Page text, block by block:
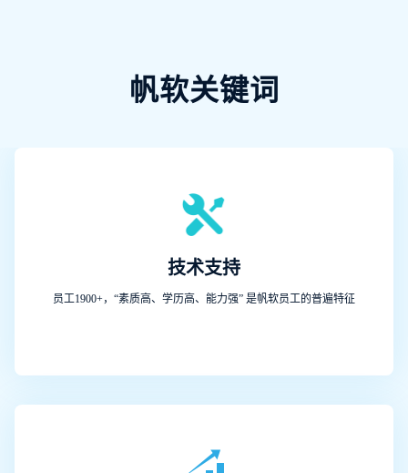
帆软关键词
技术支持
员工1900+，“素质高、学历高、能力强” 是帆软员工的普遍特征